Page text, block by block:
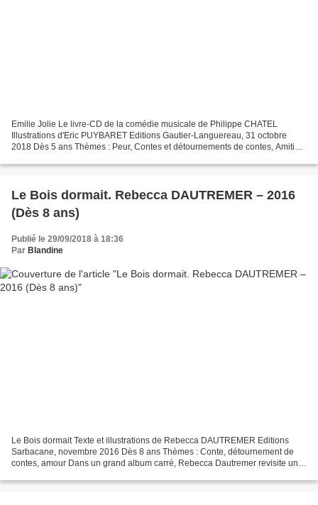
Emilie Jolie Le livre-CD de la comédie musicale de Philippe CHATEL
Illustrations d'Eric PUYBARET Editions Gautier-Languereau, 31 octobre
2018 Dès 5 ans Thèmes : Peur, Contes et détournements de contes, Amitié,
Le Bois dormait. Rebecca DAUTREMER – 2016
(Dès 8 ans)
Publié le 29/09/2018 à 18:36
Par Blandine
Le Bois dormait Texte et illustrations de Rebecca DAUTREMER Editions
Sarbacane, novembre 2016 Dès 8 ans Thèmes : Conte, détournement de
contes, amour Dans un grand album carré, Rebecca Dautremer revisite un